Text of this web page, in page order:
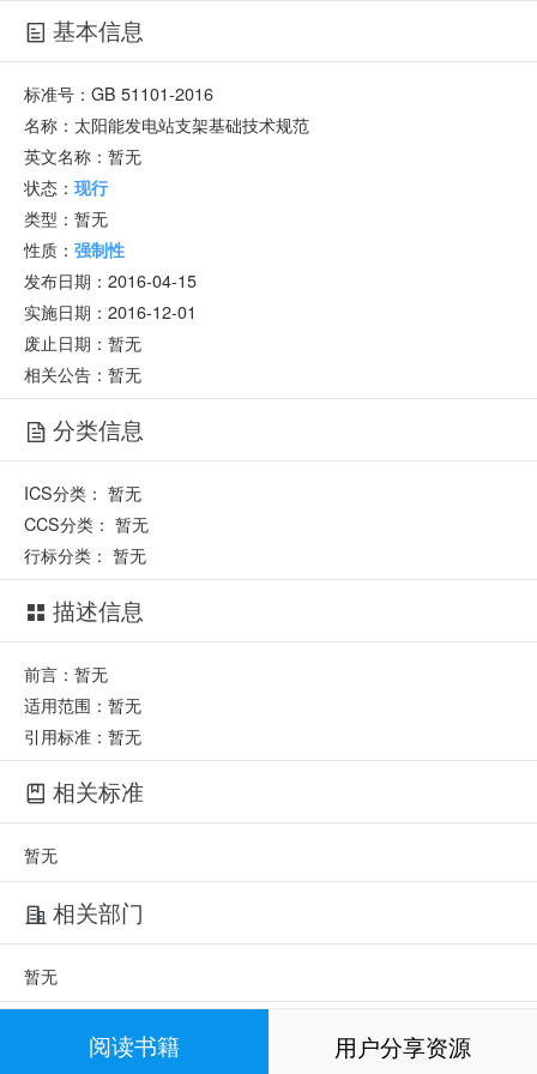
基本信息
标准号： GB 51101-2016
名称： 太阳能发电站支架基础技术规范
英文名称： 暂无
状态： 现行
类型： 暂无
性质： 强制性
发布日期： 2016-04-15
实施日期： 2016-12-01
废止日期： 暂无
相关公告：暂无
分类信息
ICS分类： 暂无
CCS分类： 暂无
行标分类： 暂无
描述信息
前言：暂无
适用范围：暂无
引用标准：暂无
相关标准
暂无
相关部门
暂无
相关人员
阅读书籍 用户分享资源